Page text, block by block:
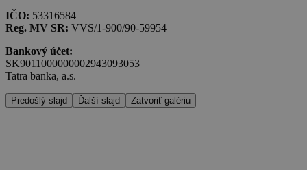
IČO: 53316584
Reg. MV SR: VVS/1-900/90-59954
Bankový účet:
SK9011000000002943093053
Tatra banka, a.s.
Predošlý slajd Ďalší slajd Zatvoriť galériu